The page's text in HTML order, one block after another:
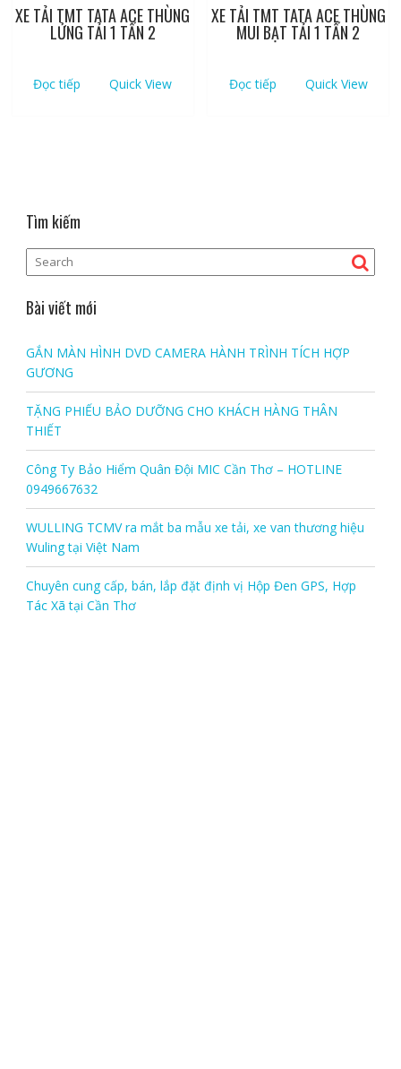
XE TẢI TMT TATA ACE THÙNG
LỬNG TẢI 1 TẤN 2
Đọc tiếp Quick View
XE TẢI TMT TATA ACE THÙNG
MUI BẠT TẢI 1 TẤN 2
Đọc tiếp Quick View
Tìm kiếm
Bài viết mới
GẮN MÀN HÌNH DVD CAMERA HÀNH TRÌNH TÍCH HỢP
GƯƠNG
TẶNG PHIẾU BẢO DƯỠNG CHO KHÁCH HÀNG THÂN
THIẾT
Công Ty Bảo Hiểm Quân Đội MIC Cần Thơ – HOTLINE
0949667632
WULLING TCMV ra mắt ba mẫu xe tải, xe van thương hiệu
Wuling tại Việt Nam
Chuyên cung cấp, bán, lắp đặt định vị Hộp Đen GPS, Hợp
Tác Xã tại Cần Thơ